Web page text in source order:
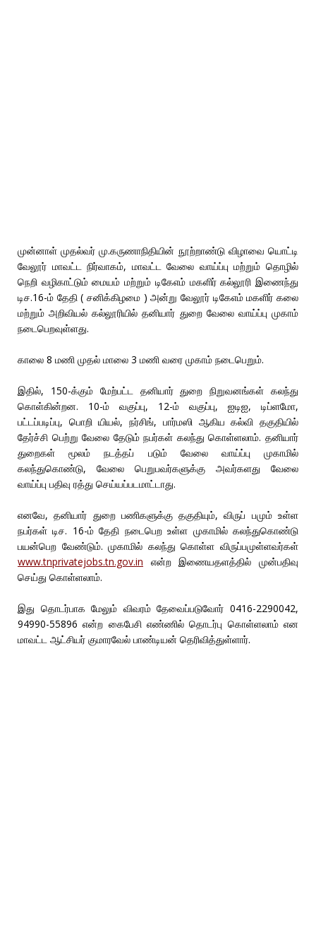
முன்னாள் முதல்வர் மு.கருணாநிதியின் நூற்றாண்டு விழாவை யொட்டி
வேலூர் மாவட்ட நிர்வாகம், மாவட்ட வேலை வாய்ப்பு மற்றும் தொழில்
நெறி வழிகாட்டும் மையம் மற்றும் டிகேஎம் மகளிர் கல்லூரி இணைந்து
டிச.16-ம் தேதி ( சனிக்கிழமை ) அன்று வேலூர் டிகேஎம் மகளிர் கலை
மற்றும் அறிவியல் கல்லூரியில் தனியார் துறை வேலை வாய்ப்பு முகாம்
நடைபெறவுள்ளது.
காலை 8 மணி முதல் மாலை 3 மணி வரை முகாம் நடைபெறும்.
இதில், 150-க்கும் மேற்பட்ட தனியார் துறை நிறுவனங்கள் கலந்து
கொள்கின்றன. 10-ம் வகுப்பு, 12-ம் வகுப்பு, ஐடிஐ, டிப்ளமோ,
பட்டப்படிப்பு, பொறி யியல், நர்சிங், பார்மஸி ஆகிய கல்வி தகுதியில்
தேர்ச்சி பெற்று வேலை தேடும் நபர்கள் கலந்து கொள்ளலாம். தனியார்
துறைகள் மூலம் நடத்தப் படும் வேலை வாய்ப்பு முகாமில்
கலந்துகொண்டு, வேலை பெறுபவர்களுக்கு அவர்களது வேலை
வாய்ப்பு பதிவு ரத்து செய்யப்படமாட்டாது.
எனவே, தனியார் துறை பணிகளுக்கு தகுதியும், விருப் பமும் உள்ள
நபர்கள் டிச. 16-ம் தேதி நடைபெற உள்ள முகாமில் கலந்துகொண்டு
பயன்பெற வேண்டும். முகாமில் கலந்து கொள்ள விருப்பமுள்ளவர்கள்
www.tnprivatejobs.tn.gov.in என்ற இணையதளத்தில் முன்பதிவு
செய்து கொள்ளலாம்.
இது தொடர்பாக மேலும் விவரம் தேவைப்படுவோர் 0416-2290042,
94990-55896 என்ற கைபேசி எண்ணில் தொடர்பு கொள்ளலாம் என
மாவட்ட ஆட்சியர் குமாரவேல் பாண்டியன் தெரிவித்துள்ளார்.